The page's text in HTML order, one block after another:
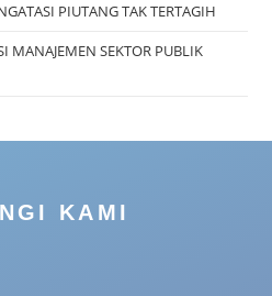
PIUTANG TAK TERTAGIH
MANAJEMEN SEKTOR PUBLIK
KAMI